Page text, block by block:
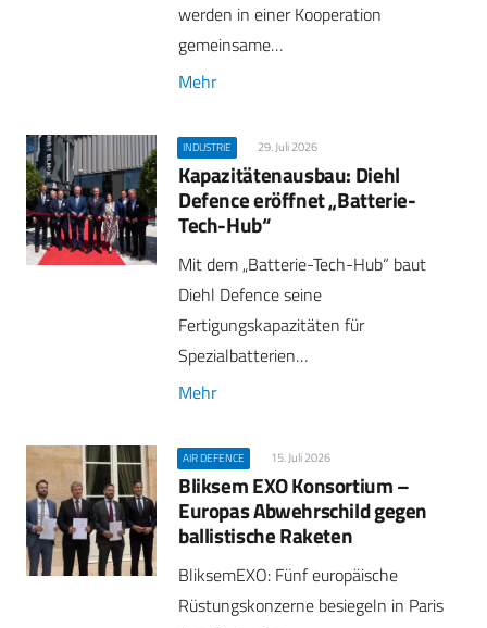
werden in einer Kooperation
gemeinsame…
Mehr
INDUSTRIE 29. Juli 2026
Kapazitätenausbau: Diehl
Defence eröffnet „Batterie-
Tech-Hub“
Mit dem „Batterie-Tech-Hub“ baut
Diehl Defence seine
Fertigungskapazitäten für
Spezialbatterien…
Mehr
AIR DEFENCE 15. Juli 2026
Bliksem EXO Konsortium –
Europas Abwehrschild gegen
ballistische Raketen
BliksemEXO: Fünf europäische
Rüstungskonzerne besiegeln in Paris